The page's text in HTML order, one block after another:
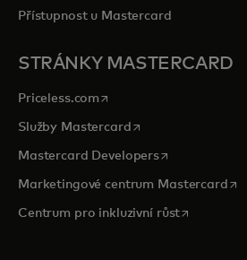
Přístupnost u Mastercard
STRÁNKY MASTERCARD
Priceless.com opens in a new tab
Služby Mastercardopens in a new tab
Mastercard Developersopens in a
Marketingové centrum Mastercard
Centrum pro inkluzivní růstopens in a